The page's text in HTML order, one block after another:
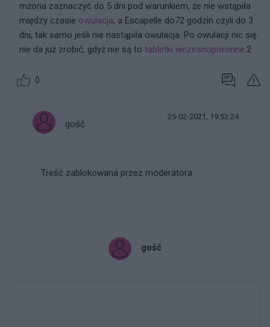
mżona zaznaczyć do 5 dni pod warunkiem, że nie wstąpiła
między czasie owulacja, a Escapelle do72 godzin czyli do 3
dni, tak samo jeśli nie nastąpiła owulacja. Po owulacji nic się
nie da już zrobić, gdyż nie są to tabletki wczesnoporonne.2
0
gość
25-02-2021, 19:53:24
Treść zablokowana przez moderatora
gość